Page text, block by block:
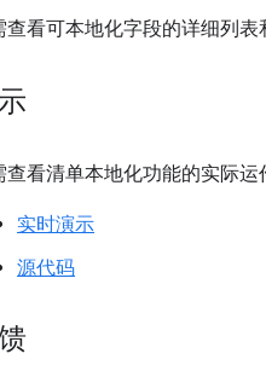
查看可本地化字段的详细列
查看清单本地化功能的实际
实时演示
源代码